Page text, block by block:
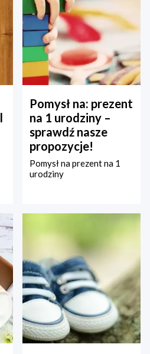
Pomysł na: prezent
na 1 urodziny –
sprawdź nasze
propozycje!
Pomysł na prezent na 1
urodziny